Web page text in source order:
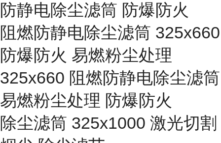
防静电除尘滤筒 防爆防火
阻燃防静电除尘滤筒 325x660
防爆防火 易燃粉尘处理
325x660 阻燃防静电除尘滤筒
易燃粉尘处理 防爆防火
除尘滤筒 325x1000 激光切割